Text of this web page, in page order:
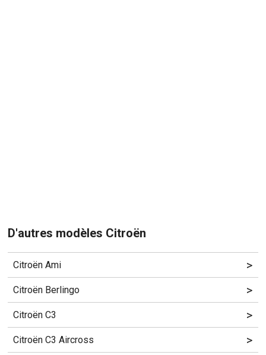
D'autres modèles Citroën
Citroën Ami >
Citroën Berlingo >
Citroën C3 >
Citroën C3 Aircross >